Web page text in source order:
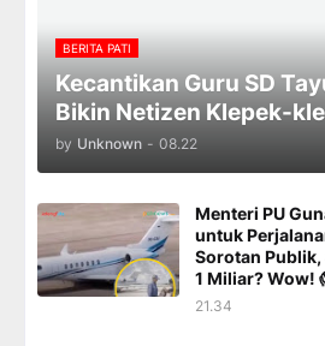
BERITA PATI
Kecantikan Guru SD
Bikin Netizen Klepek-
by Unknown - 08.22
Menteri PU
untuk
Sorotan Publik,
1 Miliar? Wow!
21.34